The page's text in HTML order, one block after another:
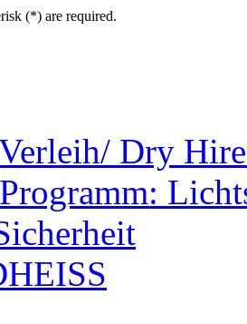
(*) are required.
Dry